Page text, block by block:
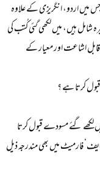
میں اردو، انگریزی کے علاوہ
شامل ہیں، میں لکھی گئی کُتب کی
اشاعت اور معیار کے
کرتا ہے ؟
لکھے گئے مسودے قبول کرتا
فارمیٹ میں بھی مندرجہ ذیل